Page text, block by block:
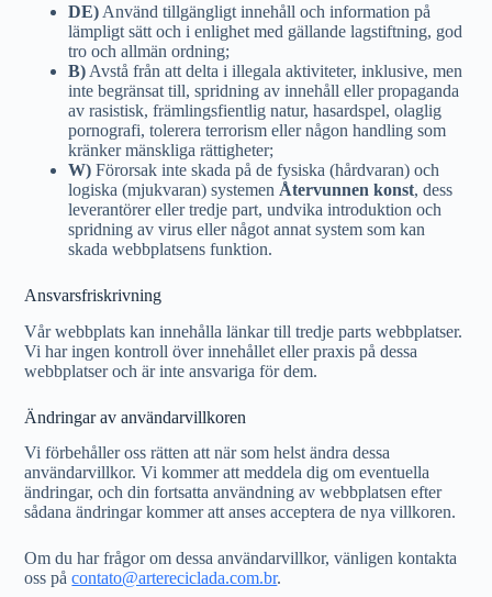
DE) Använd tillgängligt innehåll och information på
lämpligt sätt och i enlighet med gällande lagstiftning, god
tro och allmän ordning;
B) Avstå från att delta i illegala aktiviteter, inklusive, men
inte begränsat till, spridning av innehåll eller propaganda
av rasistisk, främlingsfientlig natur, hasardspel, olaglig
pornografi, tolerera terrorism eller någon handling som
kränker mänskliga rättigheter;
W) Förorsak inte skada på de fysiska (hårdvaran) och
logiska (mjukvaran) systemen Återvunnen konst, dess
leverantörer eller tredje part, undvika introduktion och
spridning av virus eller något annat system som kan
skada webbplatsens funktion.
Ansvarsfriskrivning
Vår webbplats kan innehålla länkar till tredje parts webbplatser.
Vi har ingen kontroll över innehållet eller praxis på dessa
webbplatser och är inte ansvariga för dem.
Ändringar av användarvillkoren
Vi förbehåller oss rätten att när som helst ändra dessa
användarvillkor. Vi kommer att meddela dig om eventuella
ändringar, och din fortsatta användning av webbplatsen efter
sådana ändringar kommer att anses acceptera de nya villkoren.
Om du har frågor om dessa användarvillkor, vänligen kontakta
oss påcontato@artereciclada.com.br.